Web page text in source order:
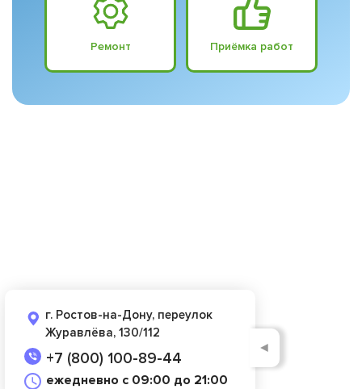
Ремонт Приёмка работ
г. Ростов-на-Дону, переулок
Журавлёва, 130/112
+7 (800) 100-89-44
ежедневно с 09:00 до 21:00
◄